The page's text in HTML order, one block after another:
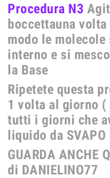
Procedura N3
boccettauna
modo le
interno e si
la Base
Ripetete questa
1 volta al giorno (
tutti i giorni che
liquido da
GUARDA ANCHE
di DANIELINO77